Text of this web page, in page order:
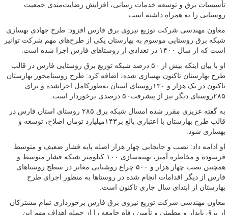
تأسیسات برق و توسعه خدمات رسانی، افزایش رضایت‌مندی جمعیت
روستایی را به همراه داشته است.
معاون مهندسی شرکت توزیع نیروی برق فارس افزود: طرح جهادی بهسازی
شبکه برق روستایی موسوم به بهارستان یکی از طرح‌های مهم شرکت توانیر
است که از سال ۱۴۰۰ در تعدادی از روستاهای فارس اجرا شده است.
او با بیان اینکه بیش از ۵۰ درصد شبکه توزیع برق روستایی فارس در قالب
طرح بهارستان تاکنون بهسازی شده، اضافه کرد: طرح روستامحور بهارستان
تاکنون در یک هزار و ۱۳۰روستای استان به‌طورکامل اجراشده و برای
۲۸۵روستای دیگر نیز از پیشرفت۵۰ درصدی برخوردار است.
به گفته عزیزی مقرر شده امسال شبکه برق ۲۸۵ روستای استان فارس در
قالب طرح بهارستان با اعتباری بالغ ‌بر۱۴۳میلیارد تومان اصلاح، توسعه و
بهسازی شود.
او ادامه داد: نصب و جابجایی چهار هزار اصله پایه فشار ضعیف و متوسط
فرسوده و مخاطره آمیز، بهینه‌سازی ۱۰۰ کیلومتر شبکه فشار متوسط و
همچنین نصب چهار هزار و ۵۰۰ چراغ روشنایی معابر در سطح روستاهای
فارس از دیگر اقدامات انجام شده در روستاها به منظور اجرای طرح
بهارستان از ابتدای سال جاری تاکنون است.
معاون مهندسی شرکت توزیع نیروی برق فارس برخورداری تمام مشترکان
از برق پایدار و مطمئن و تأمین رفاه جامعه را از جمله اهداف مهم این